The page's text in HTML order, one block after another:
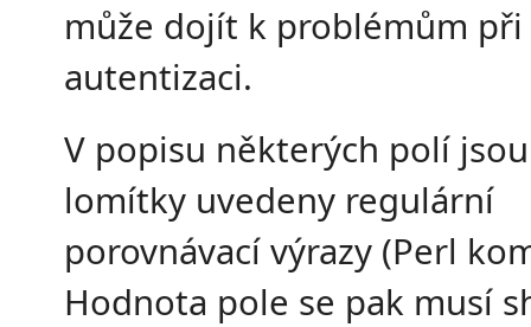
může dojít k problémům při
autentizaci.
V popisu některých polí
lomítky uvedeny regulární
porovnávací výrazy (Perl
Hodnota pole se pak musí